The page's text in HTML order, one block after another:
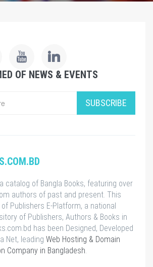
OF NEWS & EVENTS
SUBSCRIBE
catalog of Bangla Books, featuring over
authors of past and present. This
Publishers E-Platform, a national
of Publishers, Authors & Books in
has been Designed, Developed
Net, leading Web Hosting & Domain
Company in Bangladesh.